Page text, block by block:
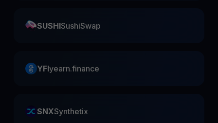
SUSHISushiSwap
YFIyearn.finance
SNXSynthetix